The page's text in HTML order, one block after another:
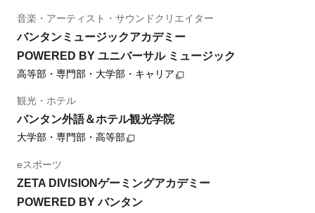
音楽・アーティスト・サウンドクリエイター
バンタンミュージックアカデミー
POWERED BY ユニバーサル ミュージック
高等部・専門部・大学部・キャリア
観光・ホテル
バンタン外語＆ホテル観光学院
大学部・専門部・高等部
eスポーツ
ZETA DIVISIONゲーミングアカデミー
POWERED BY バンタン